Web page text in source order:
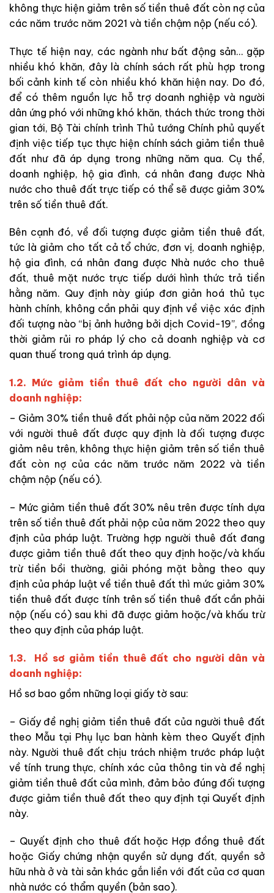
không thực hiện giảm trên số tiền thuê đất còn nợ của
các năm trước năm 2021 và tiền chậm nộp (nếu có).
Thực tế hiện nay, các ngành như bất động sản… gặp
nhiều khó khăn, đây là chính sách rất phù hợp trong
bối cảnh kinh tế còn nhiều khó khăn hiện nay. Do đó,
để có thêm nguồn lực hỗ trợ doanh nghiệp và người
dân ứng phó với những khó khăn, thách thức trong thời
gian tới, Bộ Tài chính trình Thủ tướng Chính phủ quyết
định việc tiếp tục thực hiện chính sách giảm tiền thuê
đất như đã áp dụng trong những năm qua. Cụ thể,
doanh nghiệp, hộ gia đình, cá nhân đang được Nhà
nước cho thuê đất trực tiếp có thể sẽ được giảm 30%
trên số tiền thuê đất.
Bên cạnh đó, về đối tượng được giảm tiền thuê đất,
tức là giảm cho tất cả tổ chức, đơn vị, doanh nghiệp,
hộ gia đình, cá nhân đang được Nhà nước cho thuê
đất, thuê mặt nước trực tiếp dưới hình thức trả tiền
hằng năm. Quy định này giúp đơn giản hoá thủ tục
hành chính, không cần phải quy định về việc xác định
đối tượng nào “bị ảnh hưởng bởi dịch Covid-19”, đồng
thời giảm rủi ro pháp lý cho cả doanh nghiệp và cơ
quan thuế trong quá trình áp dụng.
1.2. Mức giảm tiền thuê đất cho người dân và
doanh nghiệp:
– Giảm 30% tiền thuê đất phải nộp của năm 2022 đối
với người thuê đất được quy định là đối tượng được
giảm nêu trên, không thực hiện giảm trên số tiền thuê
đất còn nợ của các năm trước năm 2022 và tiền
chậm nộp (nếu có).
– Mức giảm tiền thuê đất 30% nêu trên được tính dựa
trên số tiền thuê đất phải nộp của năm 2022 theo quy
định của pháp luật. Trường hợp người thuê đất đang
được giảm tiền thuê đất theo quy định hoặc/và khấu
trừ tiền bồi thường, giải phóng mặt bằng theo quy
định của pháp luật về tiền thuê đất thì mức giảm 30%
tiền thuê đất được tính trên số tiền thuê đất cần phải
nộp (nếu có) sau khi đã được giảm hoặc/và khấu trừ
theo quy định của pháp luật.
1.3. Hồ sơ giảm tiền thuê đất cho người dân và
doanh nghiệp:
Hồ sơ bao gồm những loại giấy tờ sau:
– Giấy đề nghị giảm tiền thuê đất của người thuê đất
theo Mẫu tại Phụ lục ban hành kèm theo Quyết định
này. Người thuê đất chịu trách nhiệm trước pháp luật
về tính trung thực, chính xác của thông tin và đề nghị
giảm tiền thuê đất của mình, đảm bảo đúng đối tượng
được giảm tiền thuê đất theo quy định tại Quyết định
này.
– Quyết định cho thuê đất hoặc Hợp đồng thuê đất
hoặc Giấy chứng nhận quyền sử dụng đất, quyền sở
hữu nhà ở và tài sản khác gắn liền với đất của cơ quan
nhà nước có thẩm quyền (bản sao).